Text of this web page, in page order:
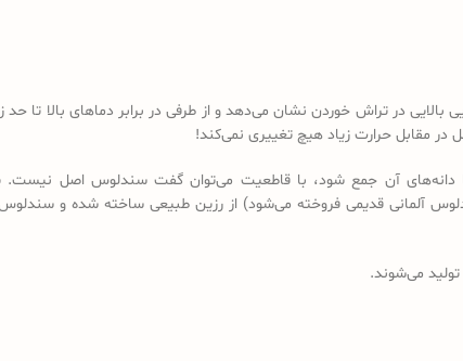
بالایی در تراش خوردن نشان می‌دهد و از طرفی در برابر دماهای بالا
مقابل حرارت زیاد هیچ تغییری نمی‌کند!
یا دانه‌های آن جمع شود، با قاطعیت می‌توان گفت سندلوس اصل
می‌شوند.